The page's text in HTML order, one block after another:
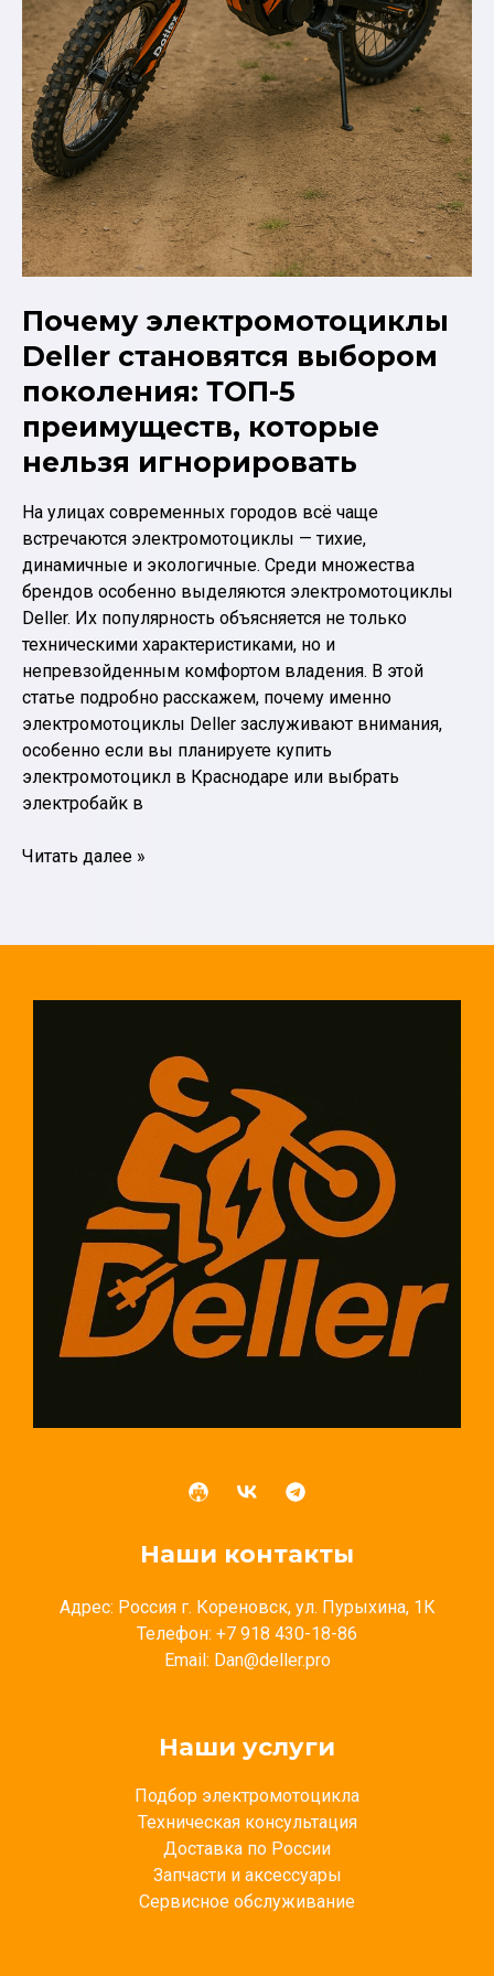
Почему электромотоциклы
Deller становятся выбором
поколения: ТОП-5
преимуществ, которые
нельзя игнорировать
На улицах современных городов всё чаще
встречаются электромотоциклы — тихие,
динамичные и экологичные. Среди множества
брендов особенно выделяются электромотоциклы
Deller. Их популярность объясняется не только
техническими характеристиками, но и
непревзойденным комфортом владения. В этой
статье подробно расскажем, почему именно
электромотоциклы Deller заслуживают внимания,
особенно если вы планируете купить
электромотоцикл в Краснодаре или выбрать
электробайк в
Почему
Читать далее »
Наши контакты
Адрес: Россия г. Кореновск, ул. Пурыхина, 1К
Телефон: +7 918 430-18-86
Email: Dan@deller.pro
Наши услуги
Подбор электромотоцикла
Техническая консультация
Доставка по России
Запчасти и аксессуары
Сервисное обслуживание